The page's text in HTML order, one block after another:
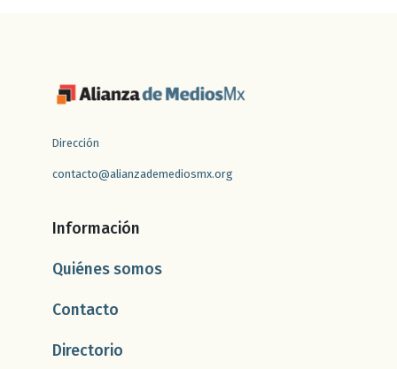
Dirección
contacto@alianzademediosmx.org
Información
Quiénes somos
Contacto
Directorio